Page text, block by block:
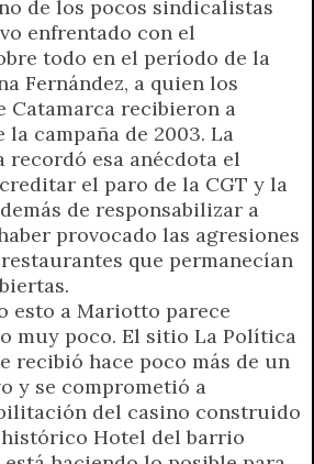
de los pocos sindicalistas
enfrentado con el
todo en el período de la
Fernández, a quien los
Catamarca recibieron a
campaña de 2003. La
recordó esa anécdota el
el paro de la CGT y la
de responsabilizar a
provocado las agresiones
que permanecían
esto a Mariotto parece
muy poco. El sitio La Política
recibió hace poco más de un
y se comprometió a
del casino construido
Hotel del barrio